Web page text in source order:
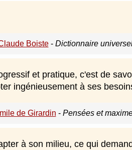
Boiste- Dictionnaire
et pratique, c'est de
ingénieusement à ses
de Girardin - Pensées et
à son milieu, ce qui